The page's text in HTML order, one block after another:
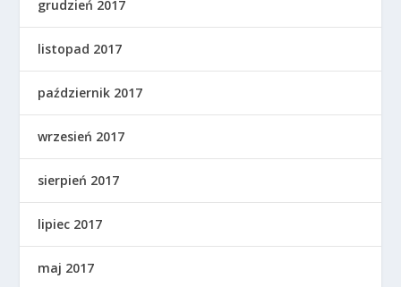
grudzień 2017
listopad 2017
październik 2017
wrzesień 2017
sierpień 2017
lipiec 2017
maj 2017